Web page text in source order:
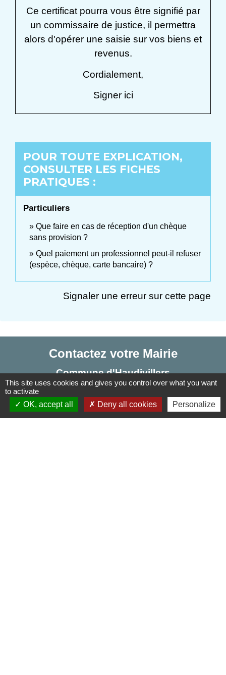
Ce certificat pourra vous être signifié par
un commissaire de justice, il permettra
alors d'opérer une saisie sur vos biens et
revenus.
Cordialement,
Signer ici
POUR TOUTE EXPLICATION,
CONSULTER LES FICHES
PRATIQUES :
Particuliers
Que faire en cas de réception d'un chèque
sans provision ?
Quel paiement un professionnel peut-il refuser
(espèce, chèque, carte bancaire) ?
Signaler une erreur sur cette page
Contactez votre Mairie
Commune d'Haudivillers
5, rue de l'Église
60510 Haudivillers - FRANCE
+33 3 44 80 40 34
This site uses cookies and gives you control over what you want
to activate
OK, accept all
Deny all cookies Personalize